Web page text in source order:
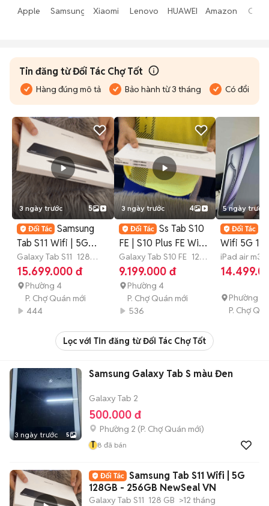
Apple Samsung Xiaomi Lenovo HUAWEI Amazon
Tin đăng từ Đối Tác Chợ Tốt
Hàng đúng mô tả Bảo hành từ 3 tháng Có đổi trả
3 ngày trước 5
Samsung
Tab S11 Wifi | 5G
128GB - 256GB
NewSeal VN
Galaxy Tab S11 128
GB >12 tháng
15.699.000 đ
Phường 4
P. Chợ Quán mới
444
3 ngày trước 4
Ss Tab S10
FE | S10 Plus FE Wifi
& 5G NewSeal VN
Galaxy Tab S10 FE 128
GB >12 tháng
9.199.000 đ
Phường 4
P. Chợ Quán mới
536
5 ngày trước
Wifi 5G
iPad air m3
2025 128
Phường 4
P. Chợ
Lọc với Tin đăng từ Đối Tác Chợ Tốt
3 ngày trước 5
Samsung Galaxy Tab S màu Đen
Galaxy Tab 2
500.000 đ
Phường 2 (P. Chợ Quán mới)
T 8 đã bán
Samsung Tab S11 Wifi | 5G
128GB - 256GB NewSeal VN
Galaxy Tab S11 128 GB >12 tháng